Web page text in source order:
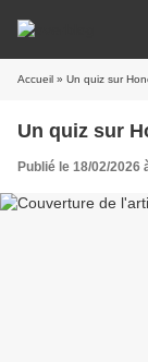
Accueil » Un quiz sur
Un quiz sur
Publié le 18/02/2026